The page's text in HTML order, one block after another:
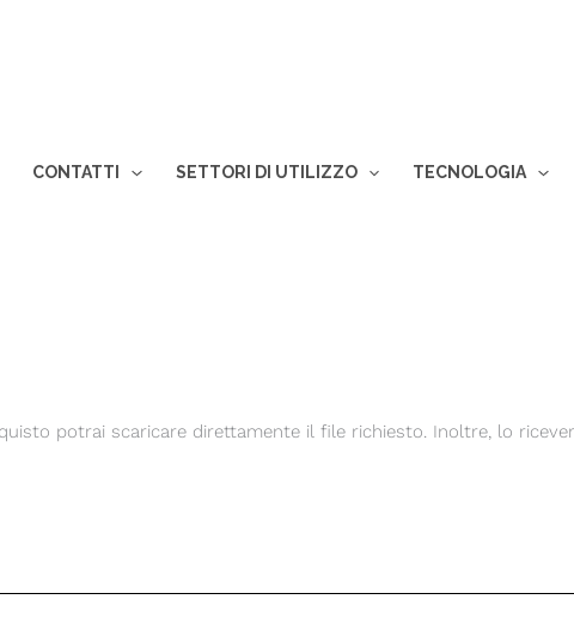
CONTATTI SETTORI DI UTILIZZO TECNOLOGIA
potrai scaricare direttamente il file richiesto. Inoltre, lo